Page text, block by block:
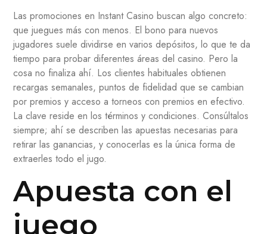
Las promociones en Instant Casino buscan algo concreto:
que juegues más con menos. El bono para nuevos
jugadores suele dividirse en varios depósitos, lo que te da
tiempo para probar diferentes áreas del casino. Pero la
cosa no finaliza ahí. Los clientes habituales obtienen
recargas semanales, puntos de fidelidad que se cambian
por premios y acceso a torneos con premios en efectivo.
La clave reside en los términos y condiciones. Consúltalos
siempre; ahí se describen las apuestas necesarias para
retirar las ganancias, y conocerlas es la única forma de
extraerles todo el jugo.
Apuesta con el
juego